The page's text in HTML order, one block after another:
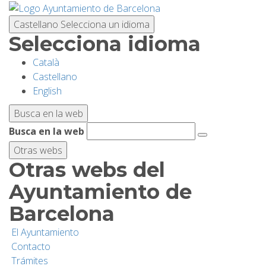
Castellano Selecciona un idioma
Selecciona idioma
Català
Castellano
English
Busca en la web
Busca en la web
Otras webs
Otras webs del
Ayuntamiento de
Barcelona
El Ayuntamiento
Contacto
Trámites
Pasar
contenido
principal
PLANIFICA TU VISITA
BIODIVERSIDAD
ACTIVIDADES
ESCUELAS
INVESTIGACIÓN/CONSERVACIÓN
SOSTENIBILIDAD